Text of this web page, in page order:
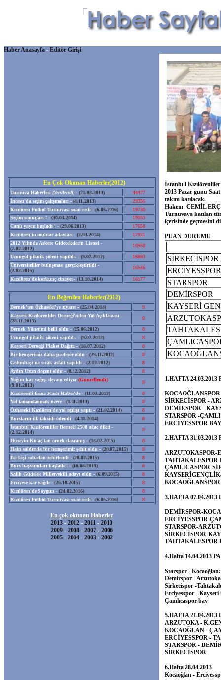
Haber Anasayfa - Editör Girişi
En Çok Okunan Haberler(2012)
Turnuva Haberleri (Yenilendi)- (21.03.2013)
44477
İncesu'da seçim çalışmaları - (4.11.2013)
29356
Kızılören Futbol Turnuvası soan erdi - (6.05.2016)
19730
Seçim sonuçları ! - (30.03.2014)
19033
Canlı yayın başladı ! - (29.06.2013)
17658
Kızılören'in muhtar adayları - (2.03.2014)
17021
2012 Yılında Askere Gidecekelerin Listesi -
(7.02.2012)
16958
Uzungöl piknik şöleni yapıldı. - (9.07.2012)
16893
Üniversiteliler buluşması gerçekleştirildi -
(2.02.2015)
16536
Kızılören'de korkunç cinayet - (13.10.2014) 16177
En Beğenilen Haberler(2012)
Dernek'ten Özhaseki'ye ziyaret - (25.04.2014)
9
Kayseri Kızılörenliler Derneği'nden Yol Açıklaması -
(28.11.2013)
8
Dernek Yönetimi belli oldu - (25.06.2012)
8
Uzungöl piknik şöleni yapıldı. - (9.07.2012)
8
Kayseri Derneği Plaket Dağıttı - (18.07.2012)
8
Bir hemşerimiz daha profesör oldu - (29.11.2012)
8
Gölünbaşı'na sıcak asfalt yapıldı - (2.12.2012)
8
Aydın Uzun doçent oldu - (8.12.2012)
8
Yoğun kar yağışı devam ediyor(Güncellendi)-
(9.01.2013)
8
Kızılörenli firma Flash Haber'de - (11.03.2013)
8
Yol tamamlanmak üzere - (1.11.2013)
8
Özhaseki Kızılören'de yol açılışı yaptı - (21.02.2014)
8
Bursların ilk taksidi ödendi - (4.11.2014)
8
İstanbul Kızılörenliler Derneği 2500 ağaç dikti -
(2.12.2014)
8
Hüseyin Kulaç'tan örnek davranış - (13.02.2015)
8
Hain saldırıda bir hemşerimiz şehit oldu - (20.07.2015)
8
İki kişi sobadan zehirlendi - (20.02.2015)
8
Burs başvuruları başladı ! - (10.08.2015)
8
Salih Güdelek Milletvekili adayı oldu - (6.09.2015)
8
Erciyese kar yağdı - (26.10.2015)
8
Kızılören'de Soygun - (24.02.2016)
8
Kızılören Futbol Turnuvası soan erdi - (6.05.2016) 8
En çok okunan Haberler
2013 - 2012 - 2011 - 2010
2009- 2008- 2007- 2006
2005- 2004- 2003- 2002
İstanbul
2013 Pazar günü
takım katılacak.
Hakem: CEMİL
Turnuvaya katılan
içerisinde geçmesini
PUAN DURUMU
SİRKECİSPOR
ERCİYESSPOR
STARSPOR
DEMİRSPOR
KAYSERİ
1.HAFTA 24.03.2013
SİRKECİSPOR -
DEMİRSPOR -
STARSPOR -
ERCİYESSPOR BAY
2.HAFTA 31.03.2013
ARZUTOKASPOR-
ÇAMLICASPOR-
3.HAFTA 07.04.2013
DEMİRSPOR-
ERCİYESSPOR-
STARSPOR-
SİRKECİSPOR-
TAHTAKALESPOR
4.Hafta 14.04.2013
Starspor -
Demirspor -
Sirkecispor -
Erciyesspor - Kayseri
Çamlıcaspor bay
5.HAFTA 21.04.2013
ARZUTOKA -
KOCAOĞLAN -
ERCİYESSPOR -
STARSPOR -
SİRKECİSPOR
6.Hafta 28.04.2013
Kocaoğlan -